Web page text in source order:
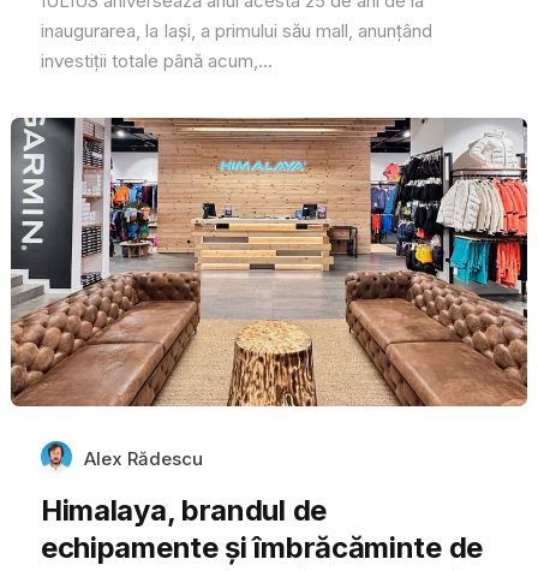
inaugurarea, la Iași, a primului său mall, anunțând
investiții totale până acum,...
Alex Rădescu
Himalaya, brandul de
echipamente și îmbrăcăminte de